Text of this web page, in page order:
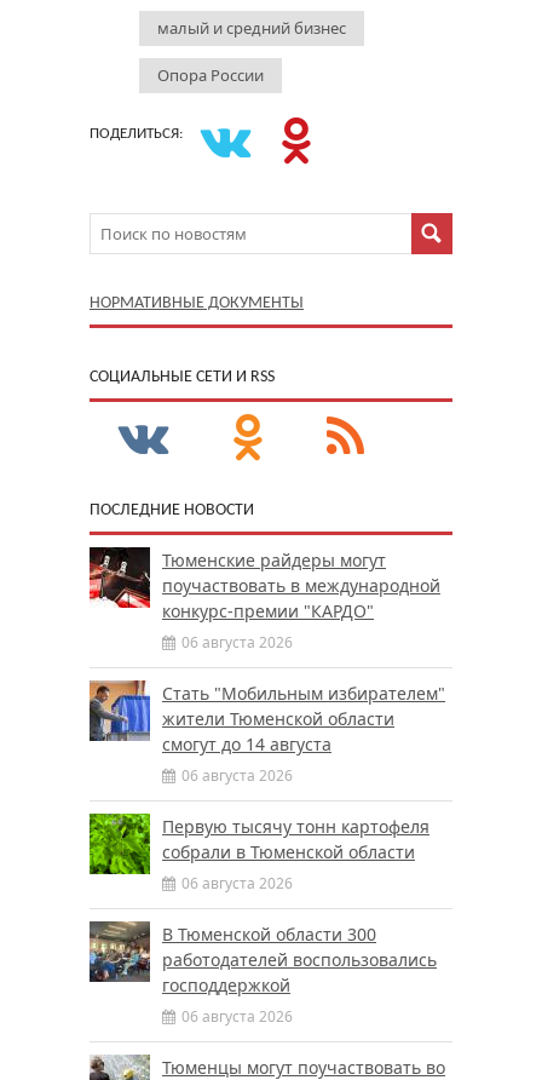
малый и средний бизнес
Опора России
ПОДЕЛИТЬСЯ:
НОРМАТИВНЫЕ ДОКУМЕНТЫ
CОЦИАЛЬНЫЕ СЕТИ И RSS
ПОСЛЕДНИЕ НОВОСТИ
Тюменские райдеры могут
поучаствовать в международной
конкурс-премии "КАРДО"
06 августа 2026
Стать "Мобильным избирателем"
жители Тюменской области
смогут до 14 августа
06 августа 2026
Первую тысячу тонн картофеля
собрали в Тюменской области
06 августа 2026
В Тюменской области 300
работодателей воспользовались
господдержкой
06 августа 2026
Тюменцы могут поучаствовать во